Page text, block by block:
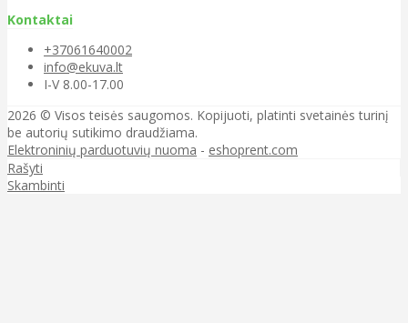
Kontaktai
+37061640002
info@ekuva.lt
I-V 8.00-17.00
2026 © Visos teisės saugomos. Kopijuoti, platinti svetainės turinį
be autorių sutikimo draudžiama.
Elektroninių parduotuvių nuoma - eshoprent.com
Rašyti
Skambinti